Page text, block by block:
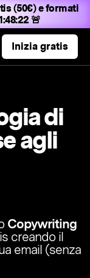
(50€) e formati
🚨
Inizia gratis
di
agli
Copywriting
creando il
email (senza